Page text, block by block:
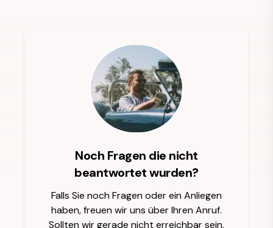
Noch Fragen die nicht
beantwortet wurden?
Falls Sie noch Fragen oder ein Anliegen
haben, freuen wir uns über Ihren Anruf.
Sollten wir gerade nicht erreichbar sein,